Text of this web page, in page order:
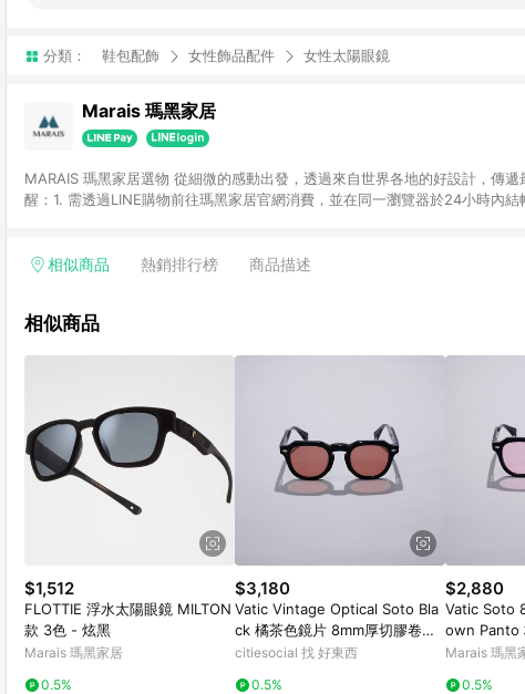
分類： 鞋包配飾 女性飾品配件 女性太陽眼鏡
Marais 瑪黑家居
MARAIS 瑪黑家居選物 從細微的感動出發，透過來自世界各地的好設計，傳
醒：1. 需透過LINE購物前往瑪黑家居官網消費，並在同一瀏覽器於24小時內
相似商品 熱銷排行榜 商品描述
相似商品
$1,512
FLOTTIE 浮水太陽眼鏡 MILTON
款 3色 - 炫黑
Marais 瑪黑家居
0.5%
$3,180
Vatic Vintage Optical Soto Bla
ck 橘茶色鏡片 8mm厚切膠卷墨
鏡 黑框紫片
citiesocial 找 好東西
0.5%
$2,880
Vatic Soto
own Panto
藍色鏡片
Marais 瑪黑
0.5%